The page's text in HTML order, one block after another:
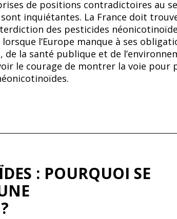
de positions contradictoires au
inquiétantes. La France doit
des pesticides
l’Europe manque à ses
la santé publique et de
le courage de montrer la voie pour
: POURQUOI SE